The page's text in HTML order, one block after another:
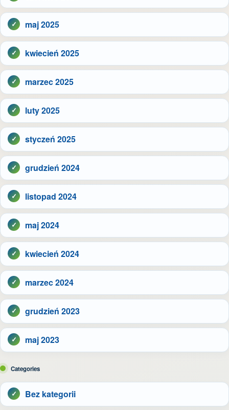
maj 2025
kwiecień 2025
marzec 2025
luty 2025
styczeń 2025
grudzień 2024
listopad 2024
maj 2024
kwiecień 2024
marzec 2024
grudzień 2023
maj 2023
Categories
Bez kategorii